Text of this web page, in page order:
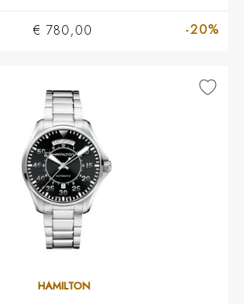
€ 780,00 -20%
HAMILTON